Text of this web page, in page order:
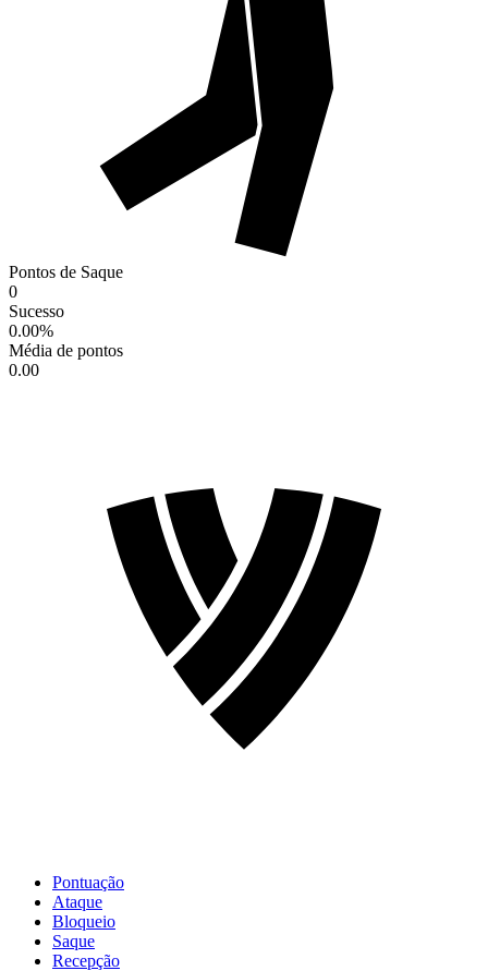
Pontos de Saque
0
Sucesso
0.00%
Média de pontos
0.00
Pontuação
Ataque
Bloqueio
Saque
Recepção